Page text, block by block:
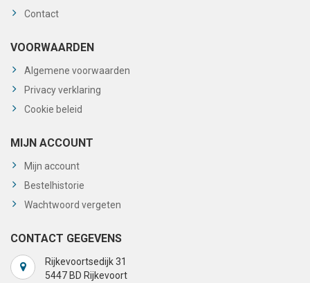
Contact
VOORWAARDEN
Algemene voorwaarden
Privacy verklaring
Cookie beleid
MIJN ACCOUNT
Mijn account
Bestelhistorie
Wachtwoord vergeten
CONTACT GEGEVENS
Rijkevoortsedijk 31
5447 BD Rijkevoort